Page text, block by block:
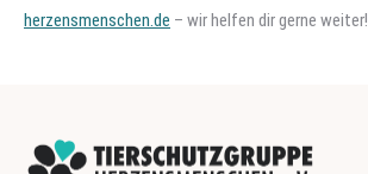
herzensmenschen.de – wir helfen dir gerne weiter!